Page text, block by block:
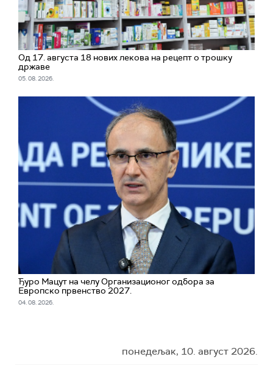
Од 17. августа 18 нових лекова на рецепт о трошку
државе
05. 08. 2026.
Ђуро Мацут на челу Организационог одбора за
Европско првенство 2027.
04. 08. 2026.
понедељак, 10. август 2026.